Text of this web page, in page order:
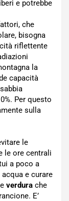
e potrebbe
che
bisogna
riflettente
la
capacità
Per questo
sulla
le
le ore centrali
a poco a
acqua e curare
e verdura che
E’